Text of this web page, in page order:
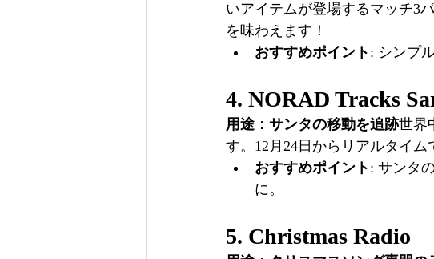
いアイテムが登場するマッチ3
を味わえます！
おすすめポイント : シンプ
4. NORAD Tracks
用途：サンタの移動を追跡世界
す。12月24日からリアルタイ
おすすめポイント : サンタ
に。
5. Christmas Radio